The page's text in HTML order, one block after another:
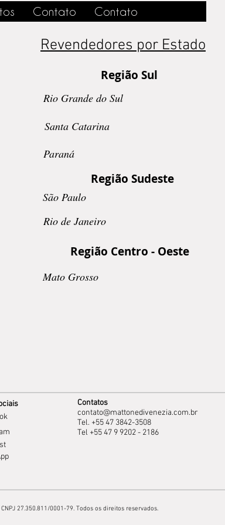
Contato Contato
Rio Grande do Sul
Revendedores por Estado
Santa Catarina
Região Sul
Paraná
Região Sudeste
São Paulo
Rio de Janeiro
Região Centro - Oeste
Mato Grosso
Contatos
contato@mattonedivenezia.com.br
Tel. +55 47 3842-3508
Tel +55 47 9 9202 - 2186
27.350.811/0001-79. Todos os direitos reservados.